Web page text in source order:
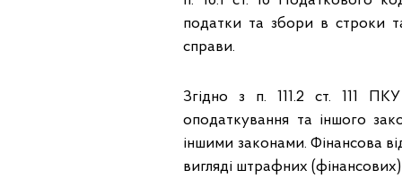
податки та збори в строки
справи.
Згідно з п. 111.2 ст. 111
оподаткування та іншого
іншими законами. Фінансова
вигляді штрафних